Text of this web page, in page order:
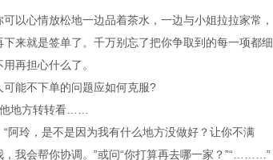
心情放松地一边品着茶水，一边与小姐拉拉家常，
来就是签单了。千万别忘了把你争取到的每一项都细
再担心什么了。
能不下单的问题应如何克服?
地方转转看……
玲，是不是因为我有什么地方没做好？让你不满
我会帮你协调。”或问“你打算再去哪一家？”“………”